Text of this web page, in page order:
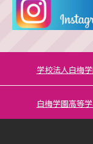
学校法人白梅
白梅学園高等